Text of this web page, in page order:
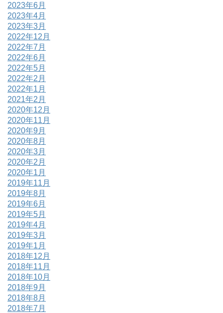
2023年6月
2023年4月
2023年3月
2022年12月
2022年7月
2022年6月
2022年5月
2022年2月
2022年1月
2021年2月
2020年12月
2020年11月
2020年9月
2020年8月
2020年3月
2020年2月
2020年1月
2019年11月
2019年8月
2019年6月
2019年5月
2019年4月
2019年3月
2019年1月
2018年12月
2018年11月
2018年10月
2018年9月
2018年8月
2018年7月